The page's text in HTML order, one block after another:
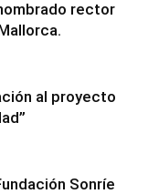
rector
al proyecto
Sonríe